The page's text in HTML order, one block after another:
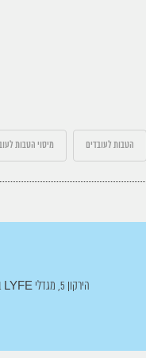
הטבות לעובדים מיסוי הטבות
הירקון 5, מגדלי LYFE בניין A, בני ברק >>